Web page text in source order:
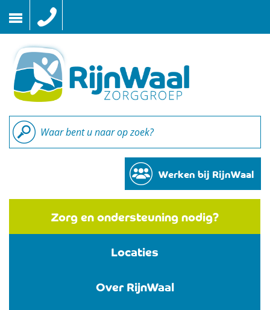
inhoud
Werken bij RijnWaal
Zorg en ondersteuning nodig?
Locaties
Over RijnWaal